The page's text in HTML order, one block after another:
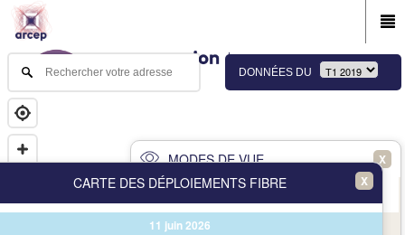
DONNÉES DU
MODES DE VUE X
X
CARTE DES DÉPLOIEMENTS FIBRE
11 juin 2026